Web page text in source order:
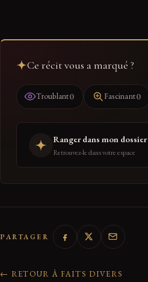
Ce récit vous a marqué ?
Troublant0 Fascinant0
Ranger dans mon dossier
Retrouvez-le dans votre espace
PARTAGER
← RETOUR À FAITS DIVERS